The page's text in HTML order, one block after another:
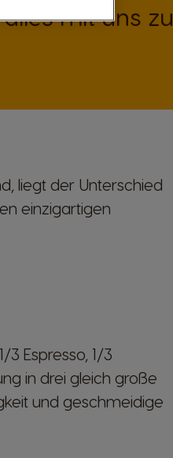
mit uns zu
liegt der Unterschied
einzigartigen
Espresso, 1/3
in drei gleich große
und geschmeidige